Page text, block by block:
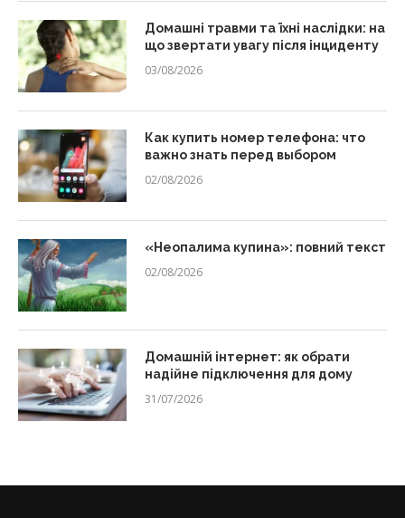
Домашні травми та їхні наслідки: на
що звертати увагу після інциденту
03/08/2026
Как купить номер телефона: что
важно знать перед выбором
02/08/2026
«Неопалима купина»: повний текст
02/08/2026
Домашній інтернет: як обрати
надійне підключення для дому
31/07/2026